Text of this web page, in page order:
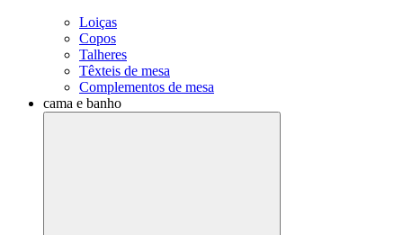
Loiças
Copos
Talheres
Têxteis de mesa
Complementos de mesa
cama e banho